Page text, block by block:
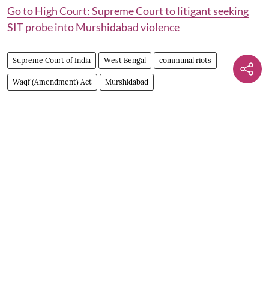
Go to High Court: Supreme Court to litigant seeking
SIT probe into Murshidabad violence
Supreme Court of India West Bengal communal riots
Waqf (Amendment) Act Murshidabad